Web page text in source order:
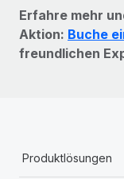
Erfahre mehr
Aktion: Buche
freundlichen
Produktlösungen